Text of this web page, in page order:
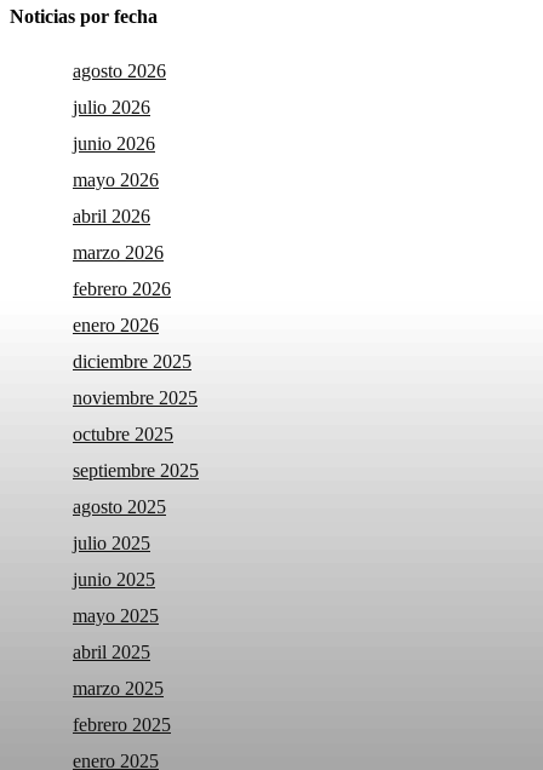
Noticias por fecha
agosto 2026
julio 2026
junio 2026
mayo 2026
abril 2026
marzo 2026
febrero 2026
enero 2026
diciembre 2025
noviembre 2025
octubre 2025
septiembre 2025
agosto 2025
julio 2025
junio 2025
mayo 2025
abril 2025
marzo 2025
febrero 2025
enero 2025